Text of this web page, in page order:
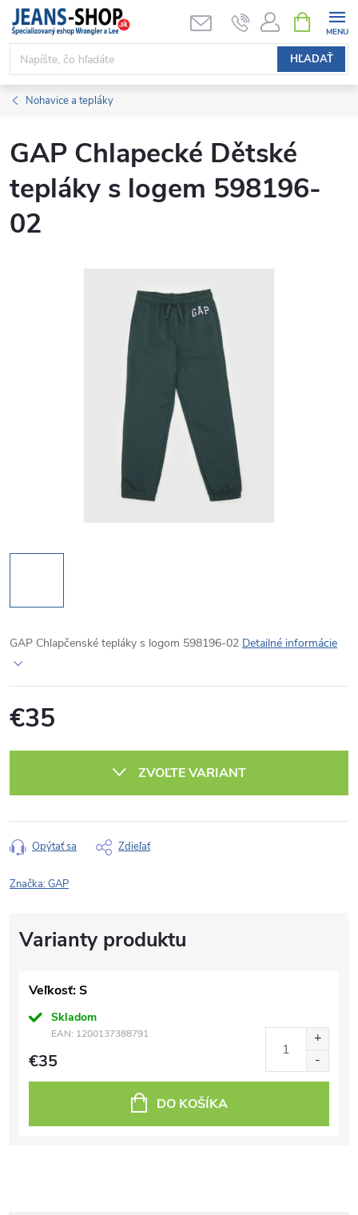
Prejsť
obsah
HĽADAŤ
KOŠÍK
Nohavice a tepláky
GAP Chlapecké Dětské
tepláky s logem 598196-
02
GAP Chlapčenské tepláky s logom 598196-02 Detailné informácie
€35
ZVOĽTE VARIANT
Opýtať sa Zdieľať
Značka:GAP
Veľkosť: S
Skladom
EAN: 1200137388791
€35
DO KOŠÍKA